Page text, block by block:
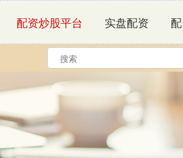
配资炒股平台 实盘配资